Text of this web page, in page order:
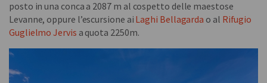
posto in una conca a 2087 m al cospetto delle maestose
Levanne, oppure l’escursione ai Laghi Bellagarda o al Rifugio
Guglielmo Jervis a quota 2250m.